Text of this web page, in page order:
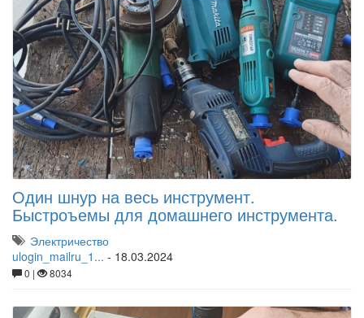
Один шнур на весь инструмент.
Быстроъемы для домашнего инструмента.
Электричество
ulogin_mailru_1... - 18.03.2024
0 | 8034